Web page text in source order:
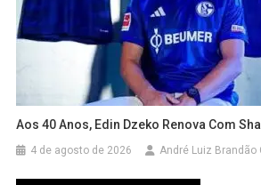
Aos 40 Anos, Edin Dzeko Renova Com
4 de agosto de 2026 André Luiz Brandão